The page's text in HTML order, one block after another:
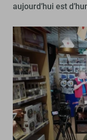
aujourd’hui est